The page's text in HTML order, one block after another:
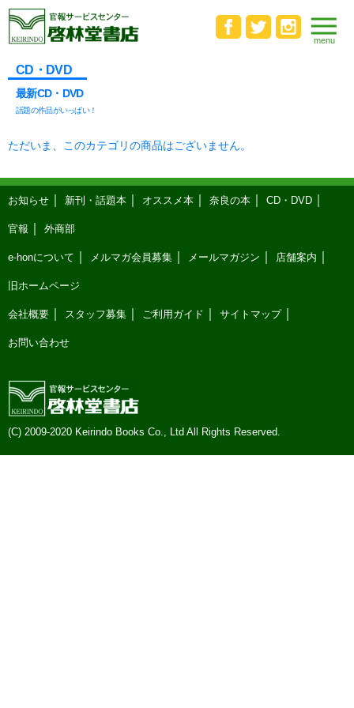
CD・DVD
最新CD・DVD
話題の作品がいっぱい！
ただいま、このカテゴリの商品はございません。
お知らせ 新刊・話題本 オススメ本 奈良の本 CD・DVD
官報 外商部
e-honについて メルマガ会員募集 メールマガジン 店舗案内
旧ホームページ
会社概要 スタッフ募集 ご利用ガイド サイトマップ
お問い合わせ
(C) 2009-2020 Keirindo Books Co., Ltd All Rights Reserved.